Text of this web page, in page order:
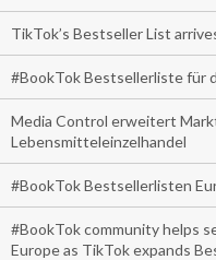
TikTok’s Bestseller List
#BookTok Bestsellerliste für
Media Control erweitert
Lebensmitteleinzelhandel
#BookTok Bestsellerlisten
#BookTok community helps
Europe as TikTok expands